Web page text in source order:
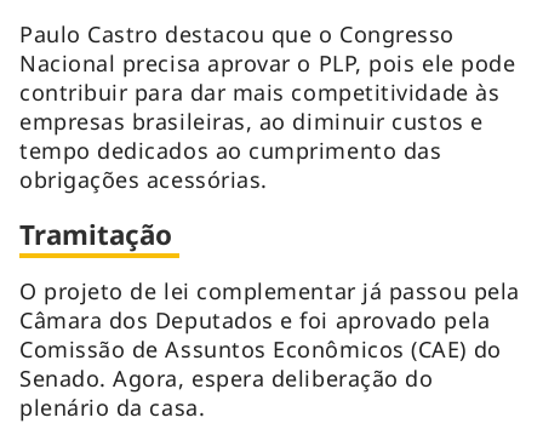
Paulo Castro destacou que o Congresso
Nacional precisa aprovar o PLP, pois ele pode
contribuir para dar mais competitividade às
empresas brasileiras, ao diminuir custos e
tempo dedicados ao cumprimento das
obrigações acessórias.
Tramitação
O projeto de lei complementar já passou pela
Câmara dos Deputados e foi aprovado pela
Comissão de Assuntos Econômicos (CAE) do
Senado. Agora, espera deliberação do
plenário da casa.